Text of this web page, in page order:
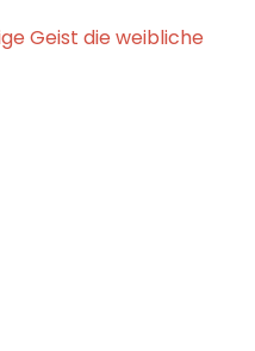
Geist die weibliche